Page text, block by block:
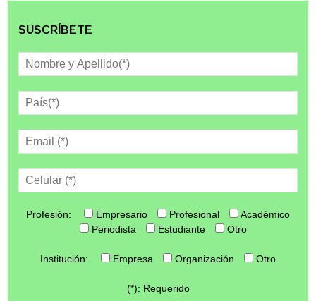
SUSCRÍBETE
Profesión: Empresario Profesional
Académico
Periodista
Estudiante Otro
Institución: Empresa Organización Otro
(*): Requerido